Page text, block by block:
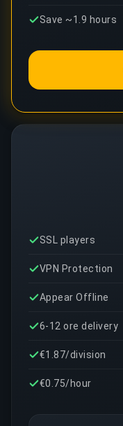
SSL players
VPN Protection
Appear Offline
6-12 ore delivery
€1.87/division
€0.75/hour
Save ~1.9 hours